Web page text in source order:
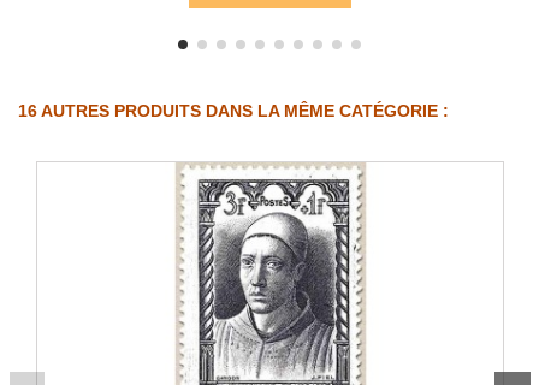
16 AUTRES PRODUITS DANS LA MÊME CATÉGORIE :